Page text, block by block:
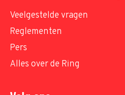
Veelgestelde vragen
Reglementen
Pers
Alles over de Ring